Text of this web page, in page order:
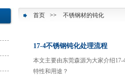
首页 >> 不锈钢材的钝化
17-4不锈钢钝化处理流程
本文主要由东莞森源为大家介绍
特性和用途？